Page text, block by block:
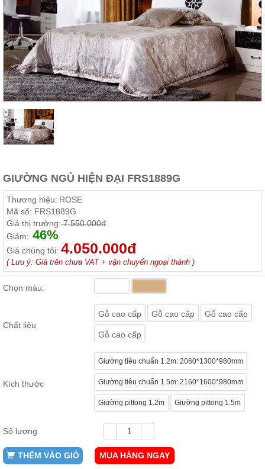
học, tủ
sách
Nội
Thất
Phòng
Khách
Sofa,
tủ
Bàn
trà...
Nội
Phòng
Ngủ
Giường
ngủ, tủ
áo, bàn
trang
Nội
Thất
Ăn
ghế
Thất
Bàn
ban
công,
GIƯỜNG NGỦ HIỆN ĐẠI FRS1889G
Thương hiệu: ROSE
Mã số: FRS1889G
Giá thị trường:7.550.000đ
Giảm: 46%
Giá chúng tôi: 4.050.000đ
( Lưu ý: Giá trên chưa VAT + vận chuyển ngoại thành )
Chọn màu:
Chất liệu
Gỗ cao cấp Gỗ cao cấp Gỗ cao cấp
Gỗ cao cấp
Kích thước
Giường tiêu chuẩn 1.2m: 2060*1300*980mm
Giường tiêu chuẩn 1.5m: 2160*1600*980mm
Giường pittong 1.2m Giường pittong 1.5m
Số lượng
THÊM VÀO GIỎ MUA HÀNG NGAY